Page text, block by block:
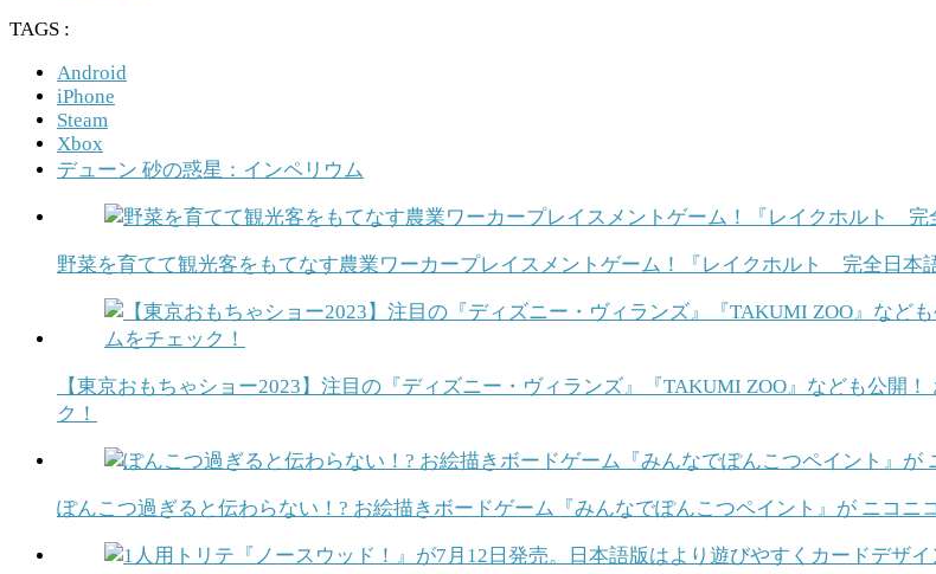
TAGS :
Android
iPhone
Steam
Xbox
デューン 砂の惑星：インペリウム
野菜を育てて観光客をもてなす農業ワーカープレイスメントゲーム！『レイクホルト 完全日本
【東京おもちゃショー2023】注目の『ディズニー・ヴィランズ』『TAKUMI ZOO』なども公開
ク！
ぽんこつ過ぎると伝わらない！? お絵描きボードゲーム『みんなでぽんこつペイント』が ニコニ